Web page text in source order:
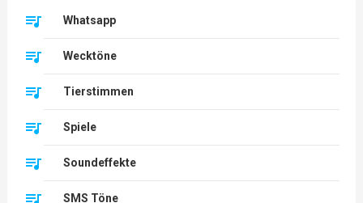
Whatsapp
Wecktöne
Tierstimmen
Spiele
Soundeffekte
SMS Töne